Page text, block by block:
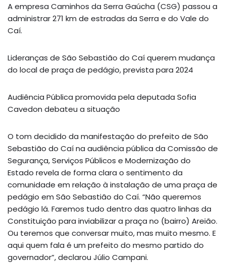
A empresa Caminhos da Serra Gaúcha (CSG) passou a
administrar 271 km de estradas da Serra e do Vale do
Caí.
Lideranças de São Sebastião do Caí querem mudança
do local de praça de pedágio, prevista para 2024
Audiência Pública promovida pela deputada Sofia
Cavedon debateu a situação
O tom decidido da manifestação do prefeito de São
Sebastião do Caí na audiência pública da Comissão de
Segurança, Serviços Públicos e Modernização do
Estado revela de forma clara o sentimento da
comunidade em relação à instalação de uma praça de
pedágio em São Sebastião do Caí. “Não queremos
pedágio lá. Faremos tudo dentro das quatro linhas da
Constituição para inviabilizar a praça no (bairro) Areião.
Ou teremos que conversar muito, mas muito mesmo. E
aqui quem fala é um prefeito do mesmo partido do
governador”, declarou Júlio Campani.